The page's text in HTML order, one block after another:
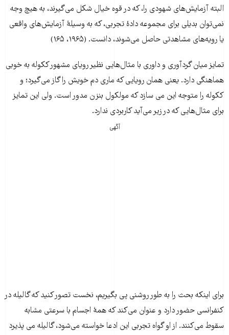
البته آزمایش‌‌‌های شهودی را، که در قوه خیال شکل می‌‌‌گیرند، به هیچ وجه
نمی‌‌‌توان بدیلی برای مجموعه دادۀ تجربی، که به وسیلۀ آزمایش‌‌‌های واقعی
یا رویه‌‌‌های مشاهدتی حاصل می‌‌‌شوند، دانست. (۱۹۶۵، ۱۶۵)
تمایز میان گردآوری و داوری با مثال‌‌‌هایی نظیر رویای مشهور ککوله به خوبی
هماهنگی دارد. یعنی همان رویایی که ماری دم خویش را گاز می‌گیرد؛ و
ککوله را متوجه این می سازد که مولکول بنزن مدور است. ولی این تمایز
برای مثال‌‌‌هایی که در زیر می‌‌‌آید کاربردی ندارد.
آگهی
برای اینکه بحث را به طور روشنی پی بگیریم، نخست تصور کنید که گالیله در
کنفرانسی حضور دارد و عنوان می‌‌‌کند که همۀ اجسام با سرعتی مشابه
سقوط می‌‌‌کنند. از او گواه تجربی این ادعا خواسته می‌‌‌شود، گالیله می پذیرد